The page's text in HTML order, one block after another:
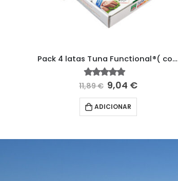
Pack 4 latas Tuna Functional®( com caixa )
4.90fora de 5
11,89€ 9,04 €
ADICIONAR